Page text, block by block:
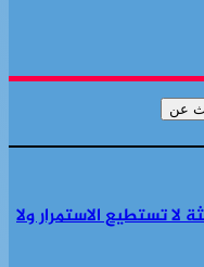
عن
لا تستطيع الاستمرار ولا